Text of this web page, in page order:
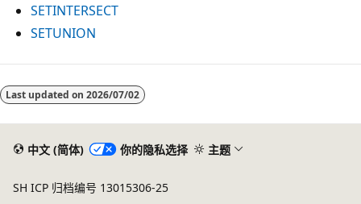
SETINTERSECT
SETUNION
阅
读Last updated on 2026/07/02
中文 (简体) 你的隐私选择 主题
SH ICP 归档编号 13015306-25